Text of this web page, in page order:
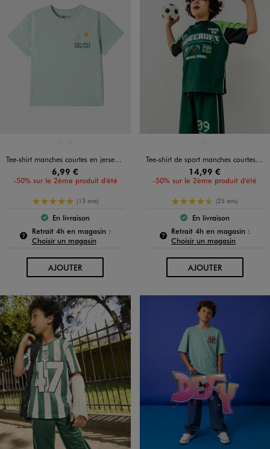
Tee-shirt manches courtes en jersey de coton avec col côtelé garçon
6,99 €
-50% sur le 2ème produit d'été
5/5 de moyenne
(13 avis)
Le produit est disponible :
En livraison
Retrait 4h en magasin :Pour connaître la disponibilité de ce produit :
Choisir un magasin
AJOUTERAU PANIER
Tee-shirt de sport manches courtes imprimé garçon - Minecraft
14,99 €
-50% sur le 2ème produit d'été
4.5/5 de moyenne
(25 avis)
Le produit est
En livraison
Retrait 4h en magasin :
Choisir un magasin
AJOUTERAU PANIER